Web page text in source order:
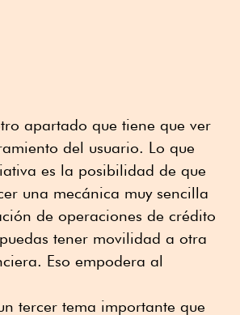
apartado que tiene que ver
del usuario. Lo que
es la posibilidad de que
una mecánica muy sencilla
de operaciones de crédito
tener movilidad a otra
Eso empodera al
tercer tema importante que